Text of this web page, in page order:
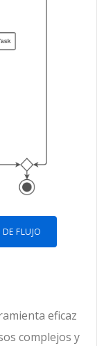
FLUJO
eficaz
complejos y